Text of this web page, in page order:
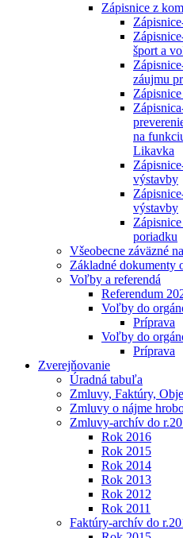
Zápisnice z
šport a
záujmu
na
Likavka
výstavby
výstavby
poriadku
Všeobecne záväzné
Základné dokumenty
Voľby a referendá
Referendum
Voľby do
Príprava
Voľby do
Príprava
Zverejňovanie
Úradná tabuľa
Zmluvy, Faktúry,
Zmluvy o nájme
Zmluvy-archív do
Rok 2016
Rok 2015
Rok 2014
Rok 2013
Rok 2012
Rok 2011
Faktúry-archív do